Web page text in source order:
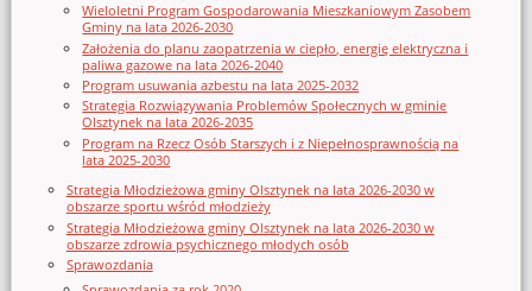
Wieloletni Program Gospodarowania Mieszkaniowym Zasobem
Gminy na lata 2026-2030
Założenia do planu zaopatrzenia w ciepło, energię elektryczna i
paliwa gazowe na lata 2026-2040
Program usuwania azbestu na lata 2025-2032
Strategia Rozwiązywania Problemów Społecznych w gminie
Olsztynek na lata 2026-2035
Program na Rzecz Osób Starszych i z Niepełnosprawnością na
lata 2025-2030
Strategia Młodzieżowa gminy Olsztynek na lata 2026-2030 w
obszarze sportu wśród młodzieży
Strategia Młodzieżowa gminy Olsztynek na lata 2026-2030 w
obszarze zdrowia psychicznego młodych osób
Sprawozdania